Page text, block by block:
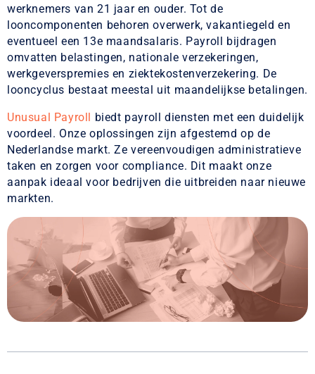
werknemers van 21 jaar en ouder. Tot de
looncomponenten behoren overwerk, vakantiegeld en
eventueel een 13e maandsalaris. Payroll bijdragen
omvatten belastingen, nationale verzekeringen,
werkgeverspremies en ziektekostenverzekering. De
looncyclus bestaat meestal uit maandelijkse betalingen.
Unusual Payroll biedt payroll diensten met een duidelijk
voordeel. Onze oplossingen zijn afgestemd op de
Nederlandse markt. Ze vereenvoudigen administratieve
taken en zorgen voor compliance. Dit maakt onze
aanpak ideaal voor bedrijven die uitbreiden naar nieuwe
markten.